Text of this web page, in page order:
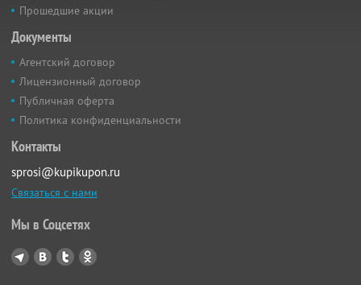
Прошедшие акции
Документы
Агентский договор
Лицензионный договор
Публичная оферта
Политика конфиденциальности
Контакты
sprosi@kupikupon.ru
Связаться с нами
Мы в Соцсетях